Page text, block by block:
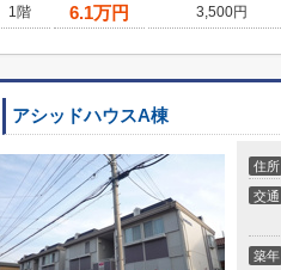
1階
6.1万円 3,500円
アシッドハウスA棟
住所
交通
築年